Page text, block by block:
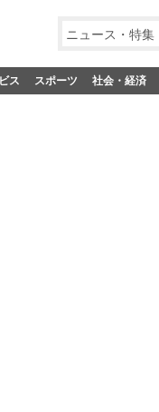
ニュース・特集
ス スポーツ 社会・経済